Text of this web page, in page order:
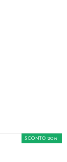
SCONTO 20%